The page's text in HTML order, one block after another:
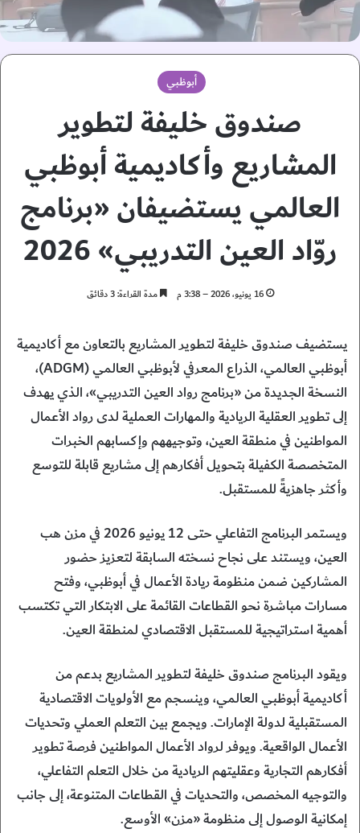
أبوظبي
صندوق خليفة لتطوير
المشاريع وأكاديمية أبوظبي
العالمي يستضيفان «برنامج
روّاد العين التدريبي» 2026
16 يونيو، 2026 – 3:38 م مدة القراءة: 3 دقائق
يستضيف صندوق خليفة لتطوير المشاريع بالتعاون مع أكاديمية
أبوظبي العالمي، الذراع المعرفي لأبوظبي العالمي (ADGM)،
النسخة الجديدة من «برنامج رواد العين التدريبي»، الذي يهدف
إلى تطوير العقلية الريادية والمهارات العملية لدى رواد الأعمال
المواطنين في منطقة العين، وتوجيههم وإكسابهم الخبرات
المتخصصة الكفيلة بتحويل أفكارهم إلى مشاريع قابلة للتوسع
وأكثر جاهزيةً للمستقبل.
ويستمر البرنامج التفاعلي حتى 12 يونيو 2026 في مزن هب
العين، ويستند على نجاح نسخته السابقة لتعزيز حضور
المشاركين ضمن منظومة ريادة الأعمال في أبوظبي، وفتح
مسارات مباشرة نحو القطاعات القائمة على الابتكار التي تكتسب
أهمية استراتيجية للمستقبل الاقتصادي لمنطقة العين.
ويقود البرنامج صندوق خليفة لتطوير المشاريع بدعم من
أكاديمية أبوظبي العالمي، وينسجم مع الأولويات الاقتصادية
المستقبلية لدولة الإمارات. ويجمع بين التعلم العملي وتحديات
الأعمال الواقعية. ويوفر لرواد الأعمال المواطنين فرصة تطوير
أفكارهم التجارية وعقليتهم الريادية من خلال التعلم التفاعلي،
والتوجيه المخصص، والتحديات في القطاعات المتنوعة، إلى جانب
إمكانية الوصول إلى منظومة «مزن» الأوسع.